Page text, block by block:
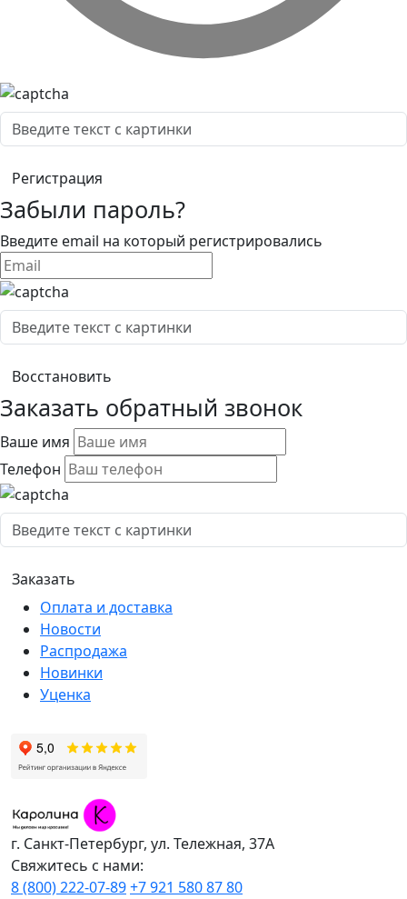
Забыли пароль?
Введите email на который регистрировались
Заказать обратный звонок
Ваше имя
Телефон
Оплата и доставка
Новости
Распродажа
Новинки
Уценка
г. Санкт-Петербург, ул. Тележная, 37А
Свяжитесь с нами:
8 (800) 222-07-89+7 921 580 87 80